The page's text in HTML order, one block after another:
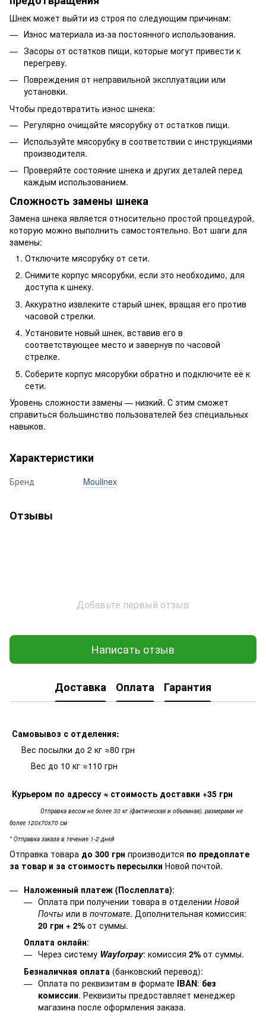
Шнек может выйти из строя по следующим причинам:
Износ материала из-за постоянного использования.
Засоры от остатков пищи, которые могут привести к
перегреву.
Повреждения от неправильной эксплуатации или
установки.
Чтобы предотвратить износ шнека:
Регулярно очищайте мясорубку от остатков пищи.
Используйте мясорубку в соответствии с инструкциями
производителя.
Проверяйте состояние шнека и других деталей перед
каждым использованием.
Сложность замены шнека
Замена шнека является относительно простой процедурой,
которую можно выполнить самостоятельно. Вот шаги для
замены:
Отключите мясорубку от сети.
Снимите корпус мясорубки, если это необходимо, для
доступа к шнеку.
Аккуратно извлеките старый шнек, вращая его против
часовой стрелки.
Установите новый шнек, вставив его в
соответствующее место и завернув по часовой
стрелке.
Соберите корпус мясорубки обратно и подключите её к
сети.
Уровень сложности замены — низкий. С этим сможет
справиться большинство пользователей без специальных
навыков.
Характеристики
Бренд Moulinex
Отзывы
Добавьте первый отзыв
Написать отзыв
Доставка Оплата Гарантия
Самовывоз с отделения:
Вес посылки до 2 кг ≈80 грн
Вес до 10 кг ≈110 грн
Курьером по адрессу ≈ стоимость доставки +35 грн
Отправка весом не более 30 кг (фактическая и объемная), размерами не
более 120х70х70 см
* Отправка заказа в течение 1-2 дней
Отправка товара до 300 грн производится по предоплате
за товар и за стоимость пересылки Новой почтой.
Наложенный платеж (Послеплата):
Оплата при получении товара в отделении Новой
Почты или в почтомате. Дополнительная комиссия:
20 грн + 2% от суммы.
Оплата онлайн:
Через систему Wayforpay: комиссия 2% от суммы.
Безналичная оплата (банковский перевод):
Оплата по реквизитам в формате IBAN: без
комиссии. Реквизиты предоставляет менеджер
магазина после оформления заказа.